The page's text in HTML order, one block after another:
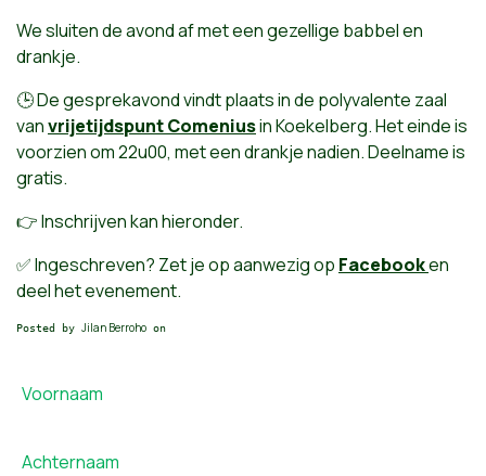
We sluiten de avond af met een gezellige babbel en
drankje.
🕒 De gesprekavond vindt plaats in de polyvalente zaal
vanvrijetijdspunt Comeniusin Koekelberg. Het einde is
voorzien om 22u00, met een drankje nadien. Deelname is
gratis.
👉 Inschrijven kan hieronder.
✅ Ingeschreven? Zet je op aanwezig op Facebooken
deel het evenement.
Posted by Jilan Berroho on
Voornaam
Achternaam